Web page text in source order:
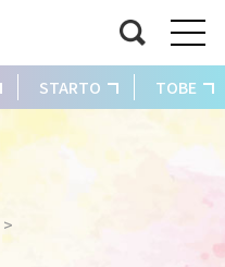
STARTO TOBE
>